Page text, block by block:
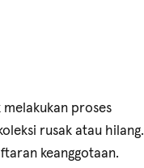
proses
rusak atau hilang.
keanggotaan.